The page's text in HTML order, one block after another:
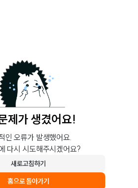
제가 생겼어요!
인 오류가 발생했어요.
다시 시도해주시겠어요?
새로고침하기
홈으로 돌아가기